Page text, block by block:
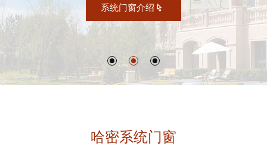
系统门窗介绍
哈密系统门窗